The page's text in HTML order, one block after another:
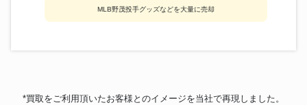
MLB野茂投手グッズなどを大量に売却
*買取をご利用頂いたお客様とのイメージを当社で再現しました。